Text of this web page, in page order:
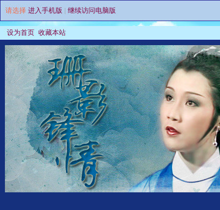
请选择 进入手机版 继续访问电脑版
设为首页 收藏本站